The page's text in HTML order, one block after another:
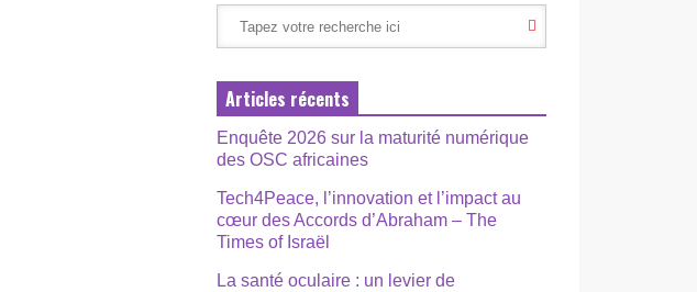
Articles récents
Enquête 2026 sur la maturité numérique
des OSC africaines
Tech4Peace, l’innovation et l’impact au
cœur des Accords d’Abraham – The
Times of Israël
La santé oculaire : un levier de